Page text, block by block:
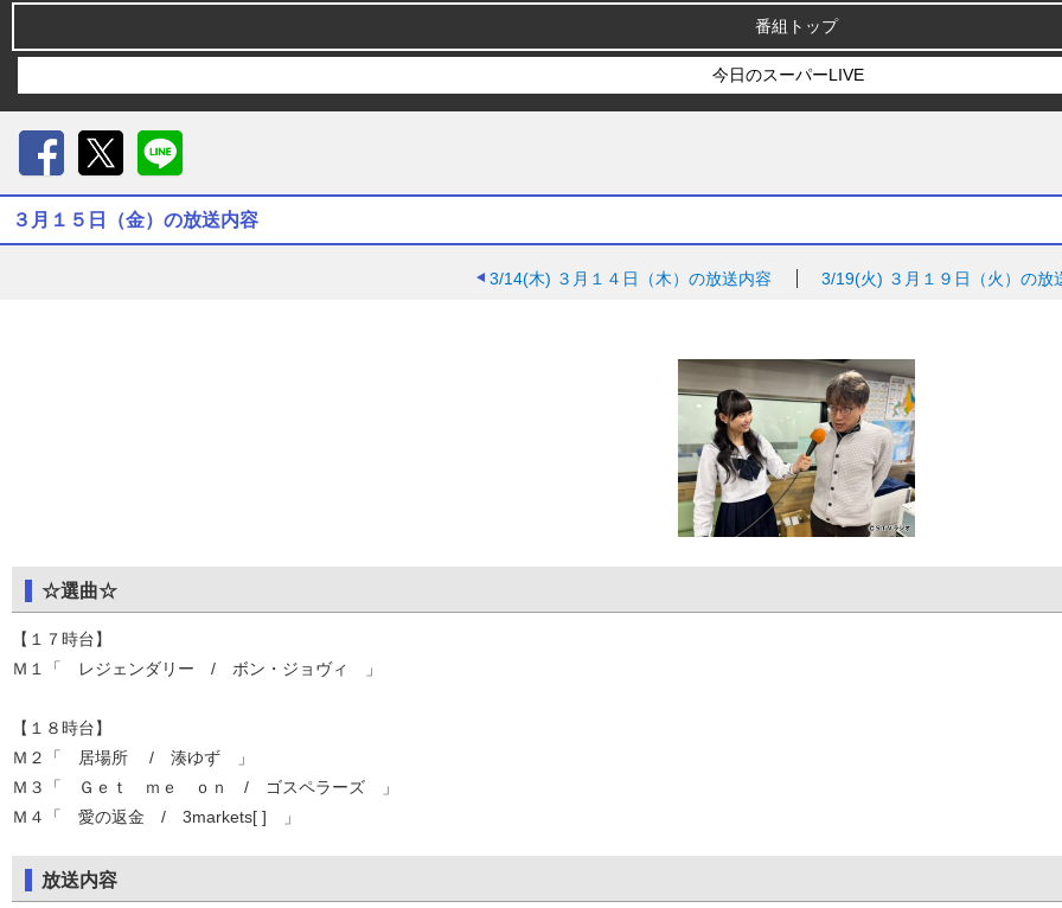
番組トップ
今日のスーパーLIVE
３月１５日（金）の放送内容
3/14(木) ３月１４日（木）の放送内容 3/19(火) ３月１９日（火）の放
☆選曲☆
【１７時台】
Ｍ１「 レジェンダリー / ボン・ジョヴィ 」
【１８時台】
Ｍ２「 居場所 / 湊ゆず 」
Ｍ３「 Ｇｅｔ ｍｅ ｏｎ / ゴスペラーズ 」
Ｍ４「 愛の返金 / 3markets[ ] 」
放送内容